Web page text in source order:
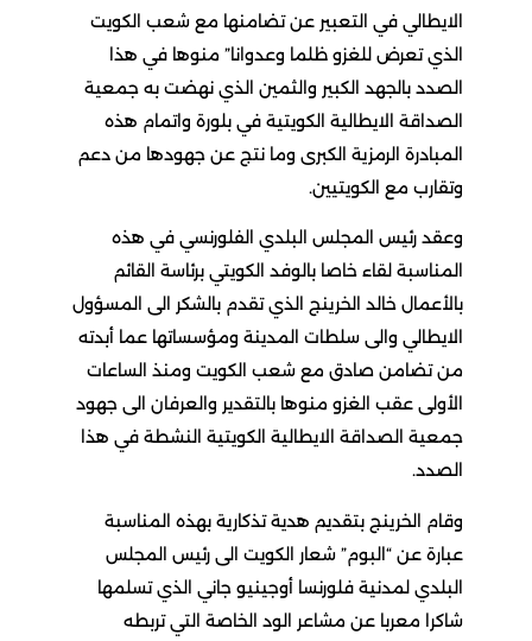
الايطالي في التعبير عن تضامنها مع شعب الكويت
الذي تعرض للغزو ظلما وعدوانا” منوها في هذا
الصدد بالجهد الكبير والثمين الذي نهضت به جمعية
الصداقة الايطالية الكويتية في بلورة واتمام هذه
المبادرة الرمزية الكبرى وما نتج عن جهودها من دعم
وتقارب مع الكويتيين.
وعقد رئيس المجلس البلدي الفلورنسي في هذه
المناسبة لقاء خاصا بالوفد الكويتي برئاسة القائم
بالأعمال خالد الخرينج الذي تقدم بالشكر الى المسؤول
الايطالي والى سلطات المدينة ومؤسساتها عما أبدته
من تضامن صادق مع شعب الكويت ومنذ الساعات
الأولى عقب الغزو منوها بالتقدير والعرفان الى جهود
جمعية الصداقة الايطالية الكويتية النشطة في هذا
الصدد.
وقام الخرينج بتقديم هدية تذكارية بهذه المناسبة
عبارة عن “البوم” شعار الكويت الى رئيس المجلس
البلدي لمدنية فلورنسا أوجينيو جاني الذي تسلمها
شاكرا معربا عن مشاعر الود الخاصة التي تربطه